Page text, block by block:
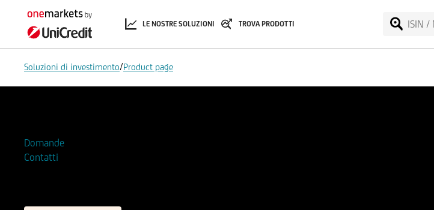
LE NOSTRE SOLUZIONI TROVA PRODOTTI
Soluzioni di investimento/Product page
Domande
Contatti